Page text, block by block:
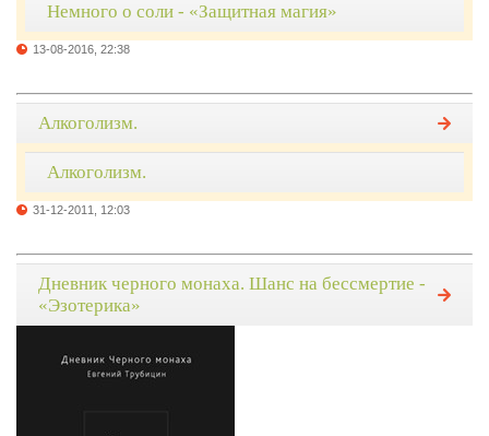
Немного о соли - «Защитная магия»
13-08-2016, 22:38
Алкоголизм.
Алкоголизм.
31-12-2011, 12:03
Дневник черного монаха. Шанс на бессмертие -
«Эзотерика»